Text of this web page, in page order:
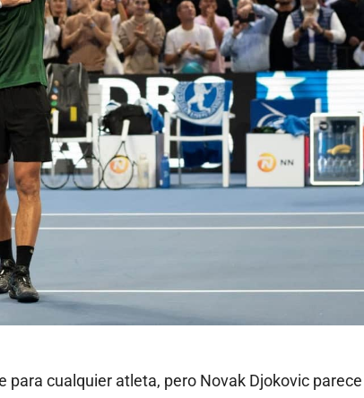
cualquier atleta, pero Novak Djokovic parece